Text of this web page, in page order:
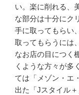
い。楽に削れる、
な部分は十分にク
手に取ってもらい
取ってもらうには
なお店の目につく
くような方々が多
ては「メゾン・エ
出た「Jスタイル